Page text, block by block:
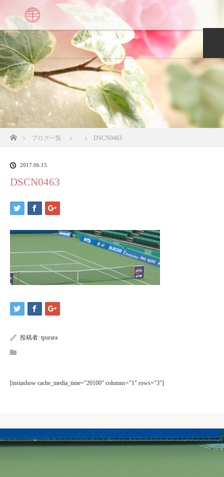
ホームブログ一覧 DSCN0463
2017.06.15
DSCN0463
投稿者: tpurara
[instashow cache_media_time="20100" columns="1" rows="3"]